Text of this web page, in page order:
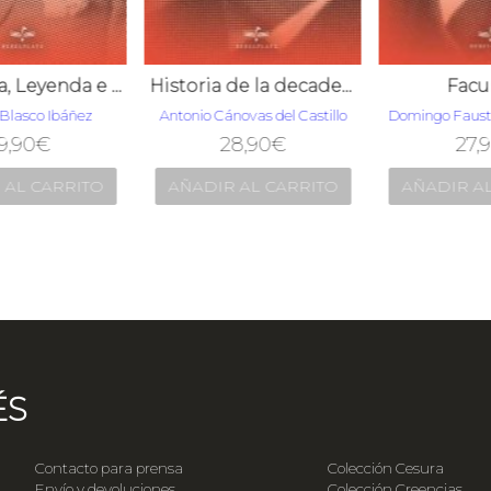
Argentina, Leyenda e Historia
Ibáñez
€
CARRITO
Historia de la decadencia de España
Antonio Cánovas del Castillo
28,90€
AÑADIR AL CARRITO
Domingo
AÑADIR
Contacto para prensa
Colección Cesura